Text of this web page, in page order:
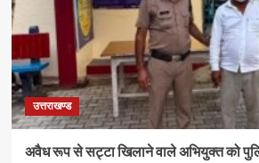
उत्तराखण्ड
अवैध रूप से सट्टा खिलाने वाले अभियुक्त को